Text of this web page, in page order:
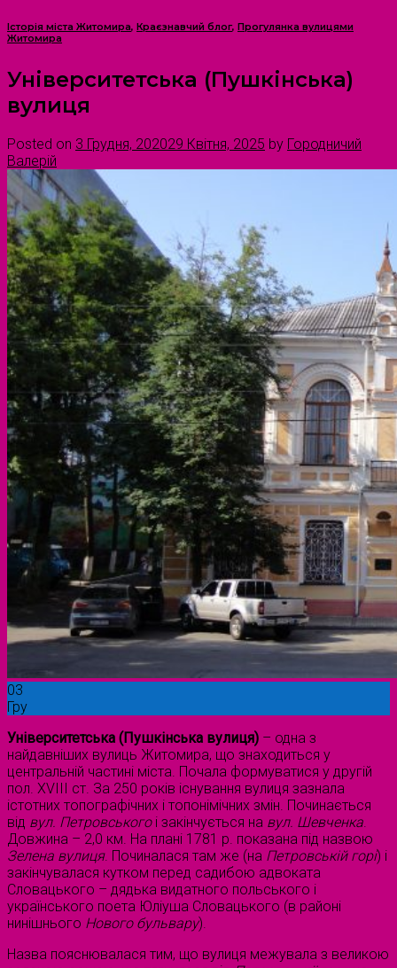
Історія міста Житомира, Краєзнавчий блог, Прогулянка вулицями
Житомира
Університетська (Пушкінська)
вулиця
Posted on 3 Грудня, 202029 Квітня, 2025 by Городничий
Валерій
03
Гру
Університетська (Пушкінська вулиця) – одна з
найдавніших вулиць Житомира, що знаходиться у
центральній частині міста. Почала формуватися у другій
пол. ХVІІІ ст. За 250 років існування вулиця зазнала
істотних топографічних і топонімічних змін. Починається
від вул. Петровськогоі закінчується на вул. Шевченка.
Довжина – 2,0 км. На плані 1781 р. показана під назвою
Зелена вулиця. Починалася там же (на Петровській горі) і
закінчувалася кутком перед садибою адвоката
Словацького – дядька видатного польського і
українського поета Юліуша Словацького (в районі
нинішнього Нового бульвару).
Назва пояснювалася тим, що вулиця межувала з великою